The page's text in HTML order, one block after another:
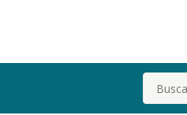
Buscar